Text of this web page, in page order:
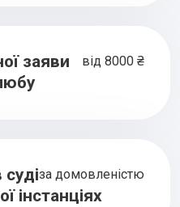
від 8000 ₴
заяви
за домовленістю
інстанціях